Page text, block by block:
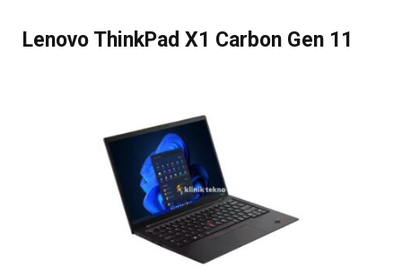
Lenovo ThinkPad X1 Carbon Gen 11